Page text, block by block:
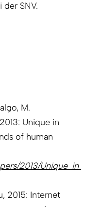
der SNV.
M.
Unique in
of human
2013/
2015: Internet